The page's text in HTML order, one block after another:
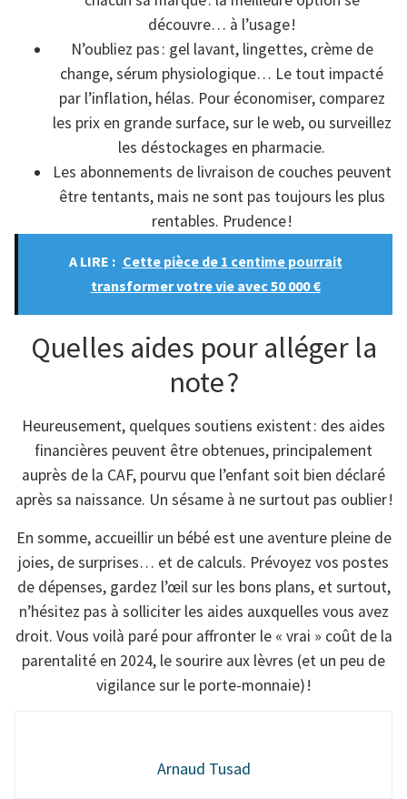
découvre… à l’usage !
N’oubliez pas : gel lavant, lingettes, crème de
change, sérum physiologique… Le tout impacté
par l’inflation, hélas. Pour économiser, comparez
les prix en grande surface, sur le web, ou surveillez
les déstockages en pharmacie.
Les abonnements de livraison de couches peuvent
être tentants, mais ne sont pas toujours les plus
rentables. Prudence !
A LIRE : Cette pièce de 1 centime pourrait
transformer votre vie avec 50 000 €
Quelles aides pour alléger la
note ?
Heureusement, quelques soutiens existent : des aides
financières peuvent être obtenues, principalement
auprès de la CAF, pourvu que l’enfant soit bien déclaré
après sa naissance. Un sésame à ne surtout pas oublier !
En somme, accueillir un bébé est une aventure pleine de
joies, de surprises… et de calculs. Prévoyez vos postes
de dépenses, gardez l’œil sur les bons plans, et surtout,
n’hésitez pas à solliciter les aides auxquelles vous avez
droit. Vous voilà paré pour affronter le « vrai » coût de la
parentalité en 2024, le sourire aux lèvres (et un peu de
vigilance sur le porte-monnaie) !
Arnaud Tusad